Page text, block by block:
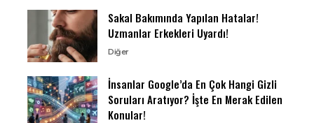
Sakal Bakımında Yapılan Hatalar!
Uzmanlar Erkekleri Uyardı!
Diğer
İnsanlar Google’da En Çok Hangi Gizli
Soruları Aratıyor? İşte En Merak Edilen
Konular!